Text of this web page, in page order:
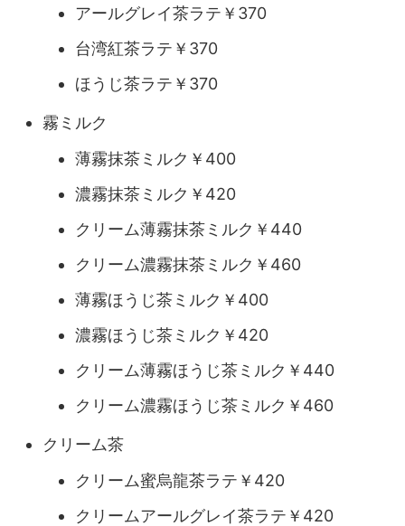
アールグレイ茶ラテ￥370
台湾紅茶ラテ￥370
ほうじ茶ラテ￥370
霧ミルク
薄霧抹茶ミルク￥400
濃霧抹茶ミルク￥420
クリーム薄霧抹茶ミルク￥440
クリーム濃霧抹茶ミルク￥460
薄霧ほうじ茶ミルク￥400
濃霧ほうじ茶ミルク￥420
クリーム薄霧ほうじ茶ミルク￥440
クリーム濃霧ほうじ茶ミルク￥460
クリーム茶
クリーム蜜烏龍茶ラテ￥420
クリームアールグレイ茶ラテ￥420